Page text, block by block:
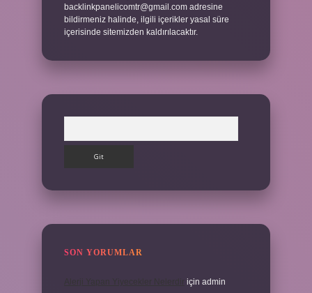
backlinkpanelicomtr@gmail.com adresine
bildirmeniz halinde, ilgili içerikler yasal süre
içerisinde sitemizden kaldırılacaktır.
SON YORUMLAR
için admin